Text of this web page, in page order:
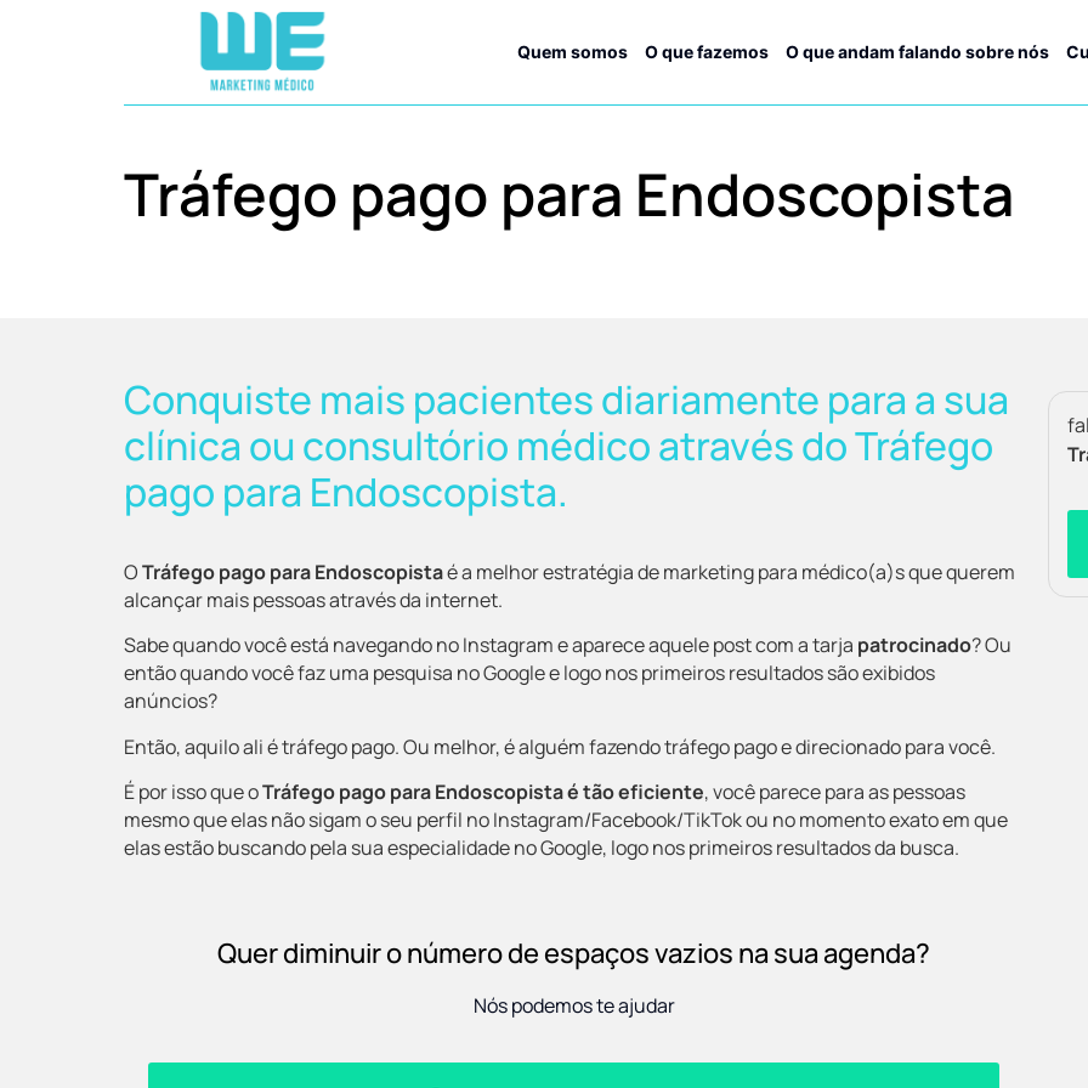
Quem somos O que fazemos O que andam falando sobre nós
Tráfego pago para Endoscopista
Conquiste mais pacientes diariamente para a sua
clínica ou consultório médico através do Tráfego
pago para Endoscopista.
OTráfego pago para Endoscopistaé a melhor estratégia de marketing para médico(a)s que querem
alcançar mais pessoas através da internet.
Sabe quando você está navegando no Instagram e aparece aquele post com a tarja patrocinado? Ou
então quando você faz uma pesquisa no Google e logo nos primeiros resultados são exibidos
anúncios?
Então, aquilo ali é tráfego pago. Ou melhor, é alguém fazendo tráfego pago e direcionado para você.
É por isso que oTráfego pago para Endoscopistaé tão eficiente, você parece para as pessoas
mesmo que elas não sigam o seu perfil no Instagram/Facebook/TikTok ou no momento exato em que
elas estão buscando pela sua especialidade no Google, logo nos primeiros resultados da busca.
Quer diminuir o número de espaços vazios na sua agenda?
Nós podemos te ajudar